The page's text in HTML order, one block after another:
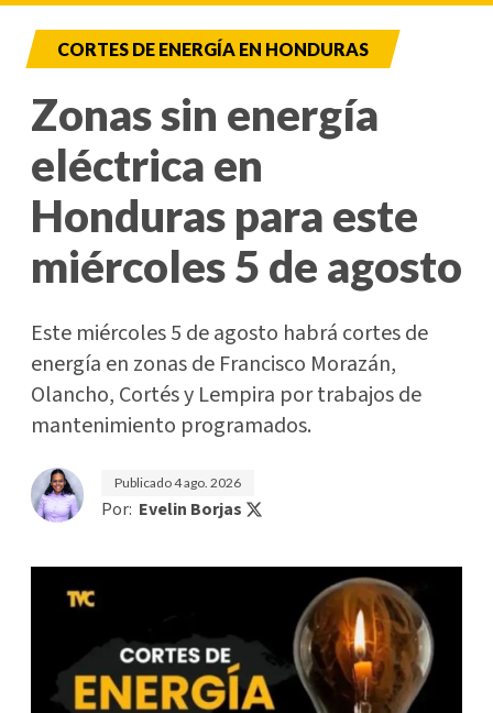
CORTES DE ENERGÍA EN HONDURAS
Zonas sin energía
eléctrica en
Honduras para este
miércoles 5 de agosto
Este miércoles 5 de agosto habrá cortes de
energía en zonas de Francisco Morazán,
Olancho, Cortés y Lempira por trabajos de
mantenimiento programados.
Publicado4 ago. 2026
Por: Evelin Borjas